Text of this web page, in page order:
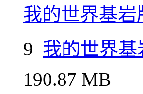
我的世界基岩
9 我的世界基
190.87 MB